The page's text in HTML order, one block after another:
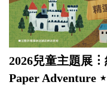
2026兒童主題展
Paper Adventure